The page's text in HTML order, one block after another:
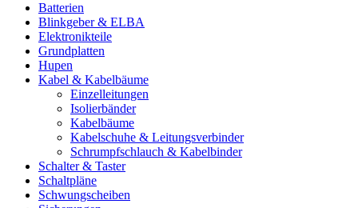
Batterien
Blinkgeber & ELBA
Elektronikteile
Grundplatten
Hupen
Kabel & Kabelbäume
Einzelleitungen
Isolierbänder
Kabelbäume
Kabelschuhe & Leitungsverbinder
Schrumpfschlauch & Kabelbinder
Schalter & Taster
Schaltpläne
Schwungscheiben